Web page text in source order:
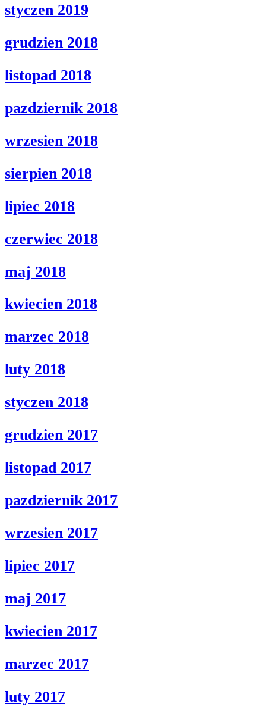
styczen 2019
grudzien 2018
listopad 2018
pazdziernik 2018
wrzesien 2018
sierpien 2018
lipiec 2018
czerwiec 2018
maj 2018
kwiecien 2018
marzec 2018
luty 2018
styczen 2018
grudzien 2017
listopad 2017
pazdziernik 2017
wrzesien 2017
lipiec 2017
maj 2017
kwiecien 2017
marzec 2017
luty 2017